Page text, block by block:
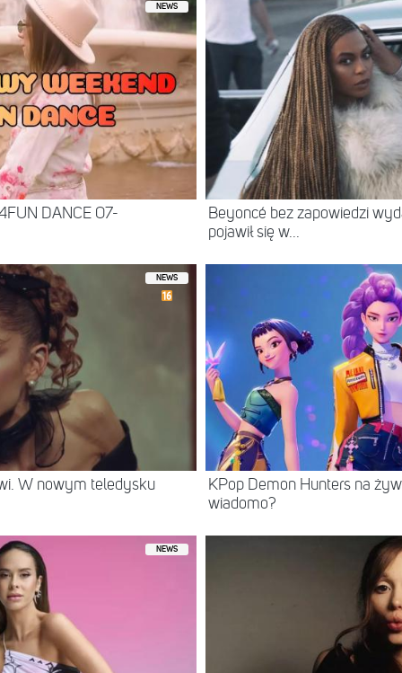
NEWS
DANCE 07-
Beyoncé bez zapowiedzi
pojawił się w...
NEWS
W nowym teledysku
KPop Demon Hunters na
wiadomo?
NEWS